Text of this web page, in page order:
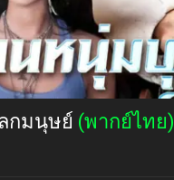
กมนุษย์ (พากย์ไทย)